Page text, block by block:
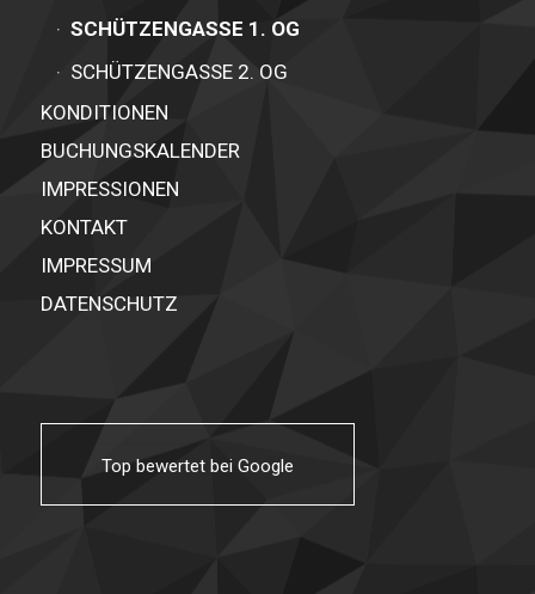
E-Mailadresse
Ihre Straße, Nr.
SCHÜTZENGASSE 1. OG
SCHÜTZENGASSE 2. OG
KONDITIONEN
BUCHUNGSKALENDER
IMPRESSIONEN
KONTAKT
IMPRESSUM
DATENSCHUTZ
Top bewertet bei Google